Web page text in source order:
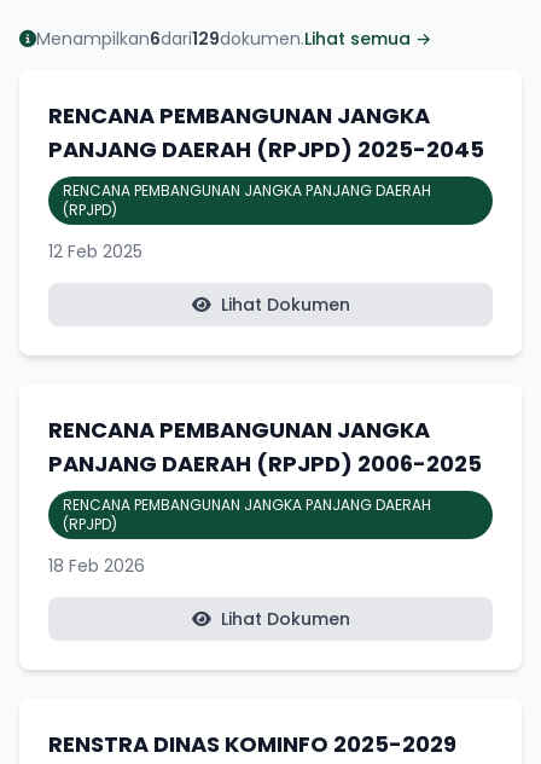
Menampilkan6dari129dokumen.Lihat semua →
RENCANA PEMBANGUNAN JANGKA
PANJANG DAERAH (RPJPD) 2025-2045
RENCANA PEMBANGUNAN JANGKA PANJANG DAERAH
(RPJPD)
12 Feb 2025
Lihat Dokumen
RENCANA PEMBANGUNAN JANGKA
PANJANG DAERAH (RPJPD) 2006-2025
RENCANA PEMBANGUNAN JANGKA PANJANG DAERAH
(RPJPD)
18 Feb 2026
Lihat Dokumen
RENSTRA DINAS KOMINFO 2025-2029